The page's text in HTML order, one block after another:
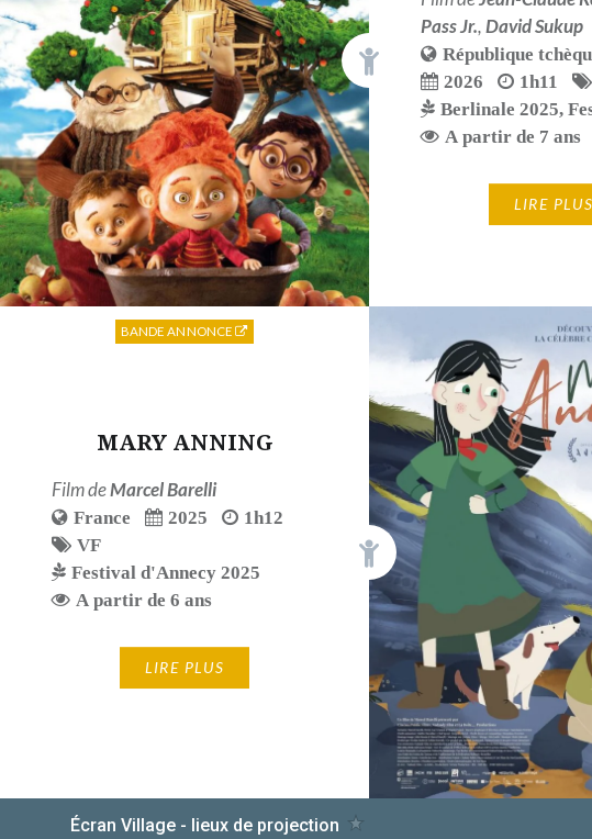
Pass Jr.,David Sukup
République
2026
1h11
Berlinale 2025,
A partir de 7 ans
LIRE PLUS
MARY ANNING
Film deMarcel Barelli
France 2025
1h12
VF
Festival d'Annecy 2025
A partir de 6 ans
LIRE PLUS
BANDE ANNONCE